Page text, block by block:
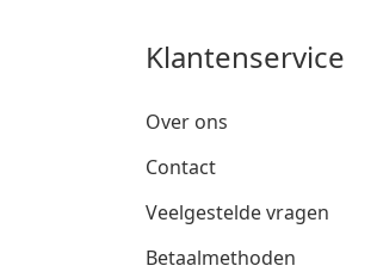
Klantenservice
Over ons
Contact
Veelgestelde vragen
Betaalmethoden